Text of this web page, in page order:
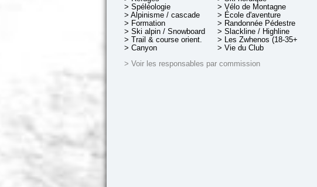
> Spéléologie
> Alpinisme / cascade
> Formation
> Ski alpin / Snowboard
> Trail & course orient.
> Canyon
> Vélo de Montagne
> École d'aventure
> Randonnée Pédestre
> Slackline / Highline
> Les Zwhenos (18-35+ ans)
> Vie du Club
> Voir les responsables par commission